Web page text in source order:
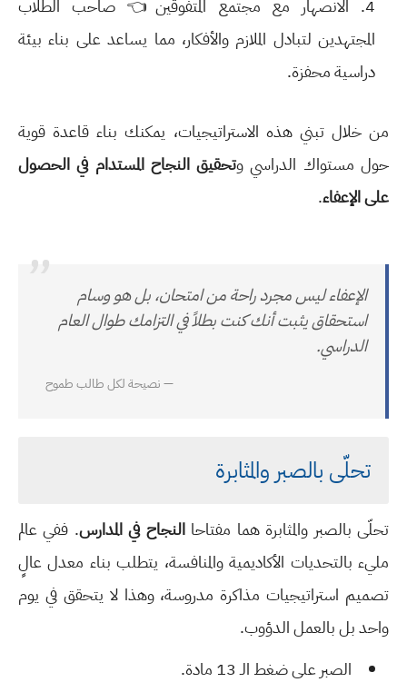
الانصهار مع مجتمع المتفوقين👈 صاحب الطلاب
المجتهدين لتبادل الملازم والأفكار، مما يساعد على بناء بيئة
دراسية محفزة.
من خلال تبني هذه الاستراتيجيات، يمكنك بناء قاعدة قوية
حول مستواك الدراسي وتحقيق النجاح المستدام في الحصول
على الإعفاء.
”
الإعفاء ليس مجرد راحة من امتحان، بل هو وسام
استحقاق يثبت أنك كنت بطلاً في التزامك طوال العام
الدراسي.
— نصيحة لكل طالب طموح
تحلّى بالصبر والمثابرة
تحلّى بالصبر والمثابرة هما مفتاحاالنجاح في المدارس. ففي عالم
مليء بالتحديات الأكاديمية والمنافسة، يتطلب بناء معدل عالٍ
تصميم استراتيجيات مذاكرة مدروسة، وهذا لا يتحقق في يوم
واحد بل بالعمل الدؤوب.
الصبر على ضغط الـ 13 مادة.